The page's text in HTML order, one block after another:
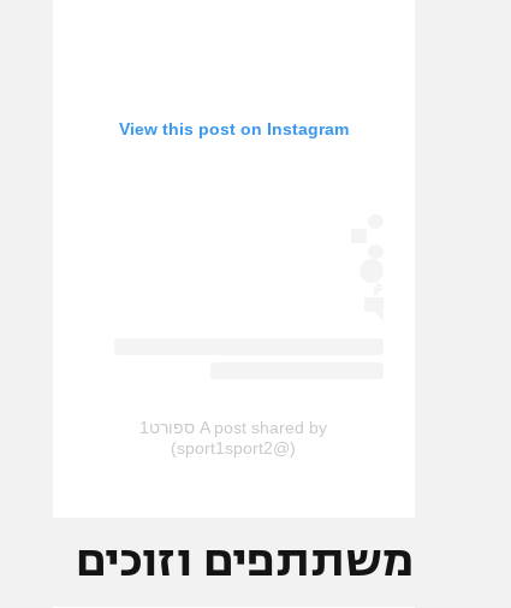
View this post on Instagram
A post shared by ספורט1
(@sport1sport2)
משתתפים וזוכים